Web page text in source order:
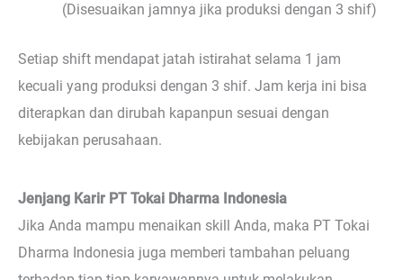
(Disesuaikan jamnya jika produksi dengan 3 shif)
Setiap shift mendapat jatah istirahat selama 1 jam
kecuali yang produksi dengan 3 shif. Jam kerja ini bisa
diterapkan dan dirubah kapanpun sesuai dengan
kebijakan perusahaan.
Jenjang Karir PT Tokai Dharma Indonesia
Jika Anda mampu menaikan skill Anda, maka PT Tokai
Dharma Indonesia juga memberi tambahan peluang